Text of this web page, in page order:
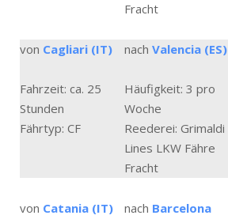
Fracht
von Cagliari (IT) nach Valencia (ES)
Fahrzeit: ca. 25
Stunden
Häufigkeit: 3 pro
Woche
Fährtyp: CF
Reederei: Grimaldi
Lines LKW Fähre
Fracht
von Catania (IT) nach Barcelona